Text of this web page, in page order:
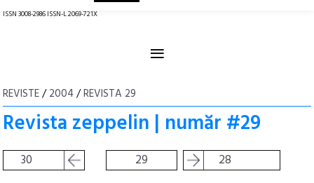
ISSN 3008-2986 ISSN-L 2069-721X
≡
REVISTE/2004 /REVISTA 29
Revista zeppelin | număr #29
30 29 28